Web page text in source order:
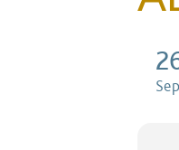
Sep